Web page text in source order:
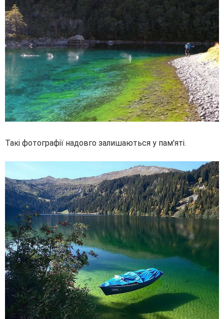
Такі фотографії надовго залишаються у пам'яті.